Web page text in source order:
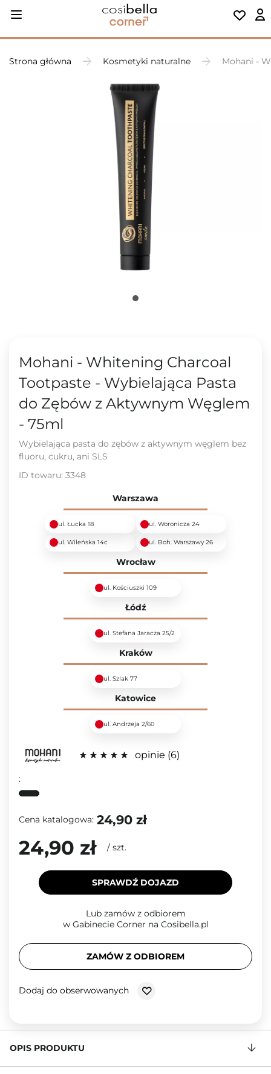
Strona główna Kosmetyki naturalne Mohani -
Mohani - Whitening Charcoal
Tootpaste - Wybielająca Pasta
do Zębów z Aktywnym Węglem
- 75ml
Wybielająca pasta do zębów z aktywnym węglem bez
fluoru, cukru, ani SLS
ID towaru: 3348
Warszawa
ul. Łucka 18 ul. Woronicza 24
ul. Wileńska 14c ul. Boh. Warszawy 26
Wrocław
ul. Kościuszki 109
Łódź
ul. Stefana Jaracza 25/2
Kraków
ul. Szlak 77
Katowice
ul. Andrzeja 2/60
opinie 6
:
Cena katalogowa: 24,90 zł
24,90 zł / szt.
SPRAWDŹ DOJAZD
Lub zamów z odbiorem
w Gabinecie Corner na Cosibella.pl
ZAMÓW Z ODBIOREM
Dodaj do obserwowanych
OPIS PRODUKTU